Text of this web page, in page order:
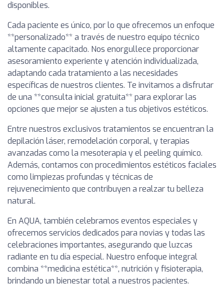
disponibles.
Cada paciente es único, por lo que ofrecemos un enfoque
**personalizado** a través de nuestro equipo técnico
altamente capacitado. Nos enorgullece proporcionar
asesoramiento experiente y atención individualizada,
adaptando cada tratamiento a las necesidades
específicas de nuestros clientes. Te invitamos a disfrutar
de una **consulta inicial gratuita** para explorar las
opciones que mejor se ajusten a tus objetivos estéticos.
Entre nuestros exclusivos tratamientos se encuentran la
depilación láser, remodelación corporal, y terapias
avanzadas como la mesoterapia y el peeling químico.
Además, contamos con procedimientos estéticos faciales
como limpiezas profundas y técnicas de
rejuvenecimiento que contribuyen a realzar tu belleza
natural.
En AQUA, también celebramos eventos especiales y
ofrecemos servicios dedicados para novias y todas las
celebraciones importantes, asegurando que luzcas
radiante en tu día especial. Nuestro enfoque integral
combina **medicina estética**, nutrición y fisioterapia,
brindando un bienestar total a nuestros pacientes.